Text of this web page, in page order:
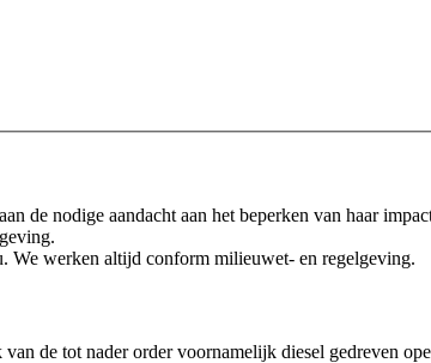
de nodige aandacht aan het beperken van haar
We werken altijd conform milieuwet- en regelgeving.
de tot nader order voornamelijk diesel gedreven